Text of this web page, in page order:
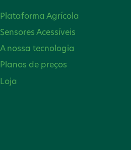
Plataforma Agrícola
Sensores Acessíveis
A nossa tecnologia
Planos de preços
Loja